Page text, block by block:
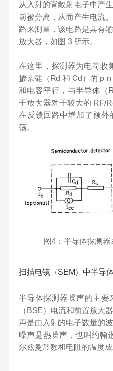
从入射的背散射电子中产
前被分离，从而产生电流
路来测量，该电路是具有
放大器，如图 3 所示。
在这里，探测器为电荷收
掺杂硅（Rd 和 Cd）的 p-
和电容平行，与半导体（
于放大器对于较大的 RF/
在反馈回路中增加了额外
荡。
图4：半导体探测
扫描电镜（SEM）中半导
半导体探测器噪声的主要
（BSE）电流和前置放大
声是由入射的电子数量的
噪声是热噪声，也叫约翰
尔兹曼常数和电阻的温度成